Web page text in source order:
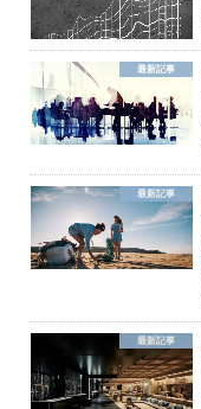
最新記事
最新記事
最新記事